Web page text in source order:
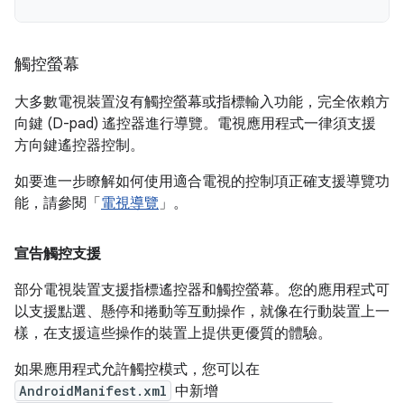
觸控螢幕
大多數電視裝置沒有觸控螢幕或指標輸入功能，完全依賴方
向鍵 (D-pad) 遙控器進行導覽。電視應用程式一律須支援
方向鍵遙控器控制。
如要進一步瞭解如何使用適合電視的控制項正確支援導覽功
能，請參閱「 電視導覽」。
宣告觸控支援
部分電視裝置支援指標遙控器和觸控螢幕。您的應用程式可
以支援點選、懸停和捲動等互動操作，就像在行動裝置上一
樣，在支援這些操作的裝置上提供更優質的體驗。
如果應用程式允許觸控模式，您可以在
AndroidManifest.xml 中新增